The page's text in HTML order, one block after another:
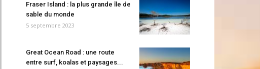
Fraser Island : la plus grande île de
sable du monde
5 septembre 2023
Great Ocean Road : une route
entre surf, koalas et paysages...